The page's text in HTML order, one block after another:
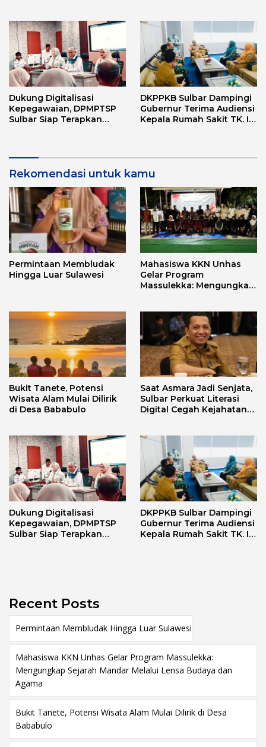
Dukung Digitalisasi
Kepegawaian, DPMPTSP
Sulbar Siap Terapkan
DKPPKB Sulbar Dampingi
Gubernur Terima Audiensi
Kepala Rumah Sakit TK. III
Rekomendasi untuk kamu
Permintaan Membludak
Hingga Luar Sulawesi
Mahasiswa KKN Unhas
Gelar Program
Massulekka: Mengungkap
Bukit Tanete, Potensi
Wisata Alam Mulai Dilirik
di Desa Bababulo
Saat Asmara Jadi Senjata,
Sulbar Perkuat Literasi
Digital Cegah Kejahatan
Dukung Digitalisasi
Kepegawaian, DPMPTSP
Sulbar Siap Terapkan
DKPPKB Sulbar Dampingi
Gubernur Terima Audiensi
Kepala Rumah Sakit TK. III
Recent Posts
Permintaan Membludak Hingga Luar Sulawesi
Mahasiswa KKN Unhas Gelar Program Massulekka:
Mengungkap Sejarah Mandar Melalui Lensa Budaya dan
Agama
Bukit Tanete, Potensi Wisata Alam Mulai Dilirik di Desa
Bababulo